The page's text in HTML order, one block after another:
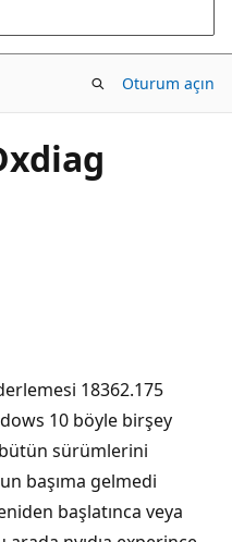
Oturum açın
18362.175
10 böyle birşey
sürümlerini
başıma gelmedi
başlatınca veya